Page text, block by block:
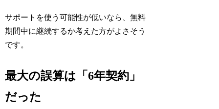
サポートを使う可能性が低いなら、無料
期間中に継続するか考えた方がよさそう
です。
最大の誤算は「6年契約」
だった